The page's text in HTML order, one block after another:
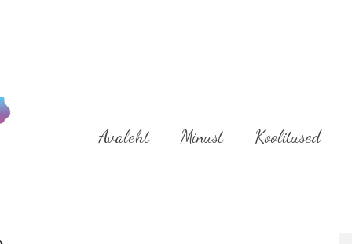
Avaleht Minust Koolitused